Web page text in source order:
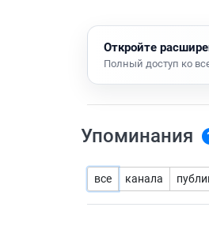
Откройте
Полный доступ ко
Упоминания
все канала